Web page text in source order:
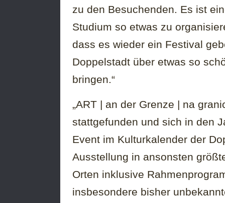
zu den Besuchenden. Es ist
Studium so etwas zu
dass es wieder ein Festival
Doppelstadt über etwas so
bringen.“
„ART | an der Grenze | na
stattgefunden und sich in den
Event im Kulturkalender der
Ausstellung in ansonsten
Orten inklusive
insbesondere bisher